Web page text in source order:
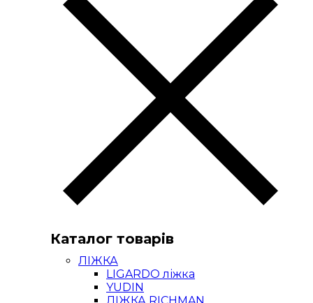
Каталог товарів
ЛІЖКА
LIGARDO ліжка
YUDIN